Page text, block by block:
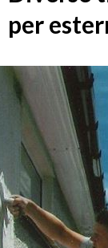
per